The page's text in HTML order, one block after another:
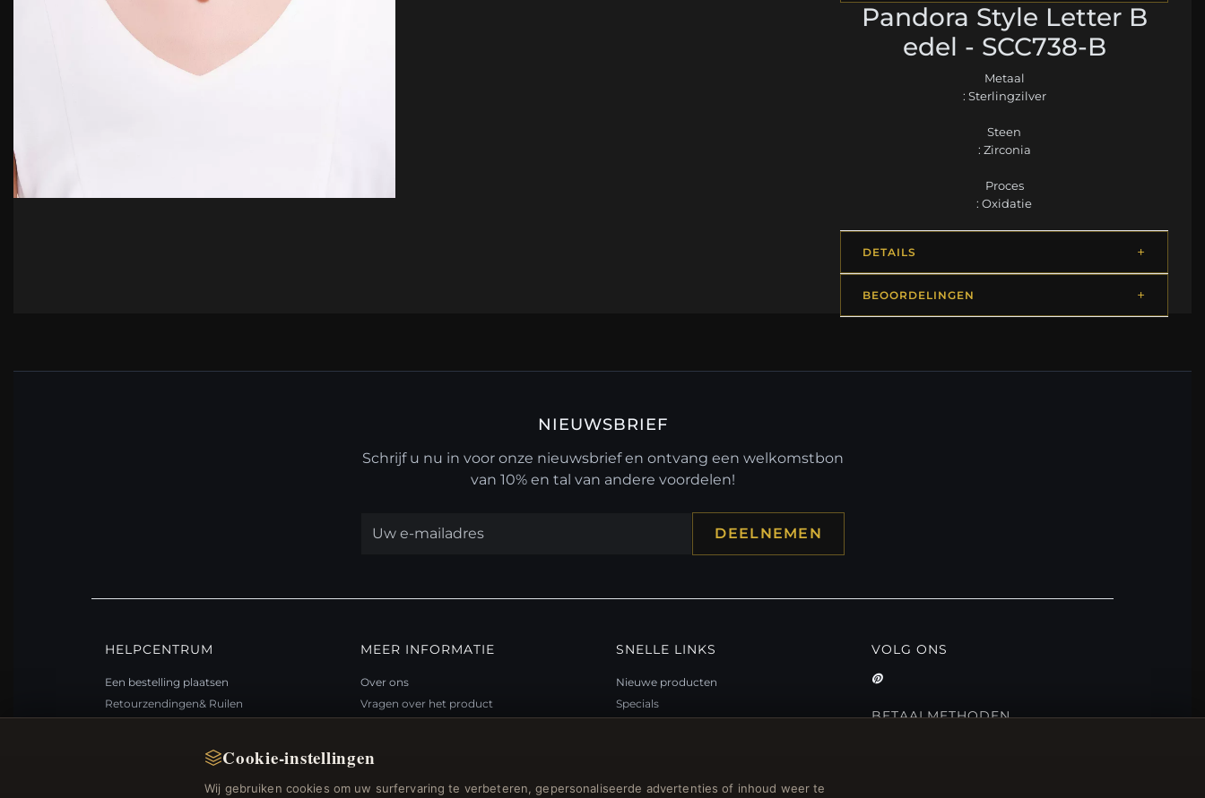
Cookie-instellingen
Wij gebruiken cookies om uw surfervaring te verbeteren, gepersonaliseerde advertenties of inhoud weer te
Pandora Style Letter B
edel - SCC738-B
Metaal
: Sterlingzilver
Steen
: Zirconia
Proces
: Oxidatie
DETAILS
BEOORDELINGEN
NIEUWSBRIEF
Schrijf u nu in voor onze nieuwsbrief en ontvang een welkomstbon
van 10% en tal van andere voordelen!
DEELNEMEN
HELPCENTRUM
Een bestelling plaatsen
Retourzendingen& Ruilen
Betalingsmogelijkheden
Mijn account& Beloningen
MEER INFORMATIE
Over ons
Vragen over het product
Cadeaubon FAQ
Kortingsbonnen
SNELLE LINKS
Nieuwe producten
Specials
VOLG ONS
BETAALMETHODEN